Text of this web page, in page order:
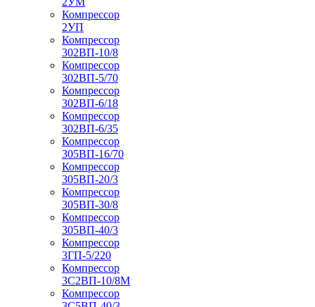
Компрессор
2УП
Компрессор
302ВП-10/8
Компрессор
302ВП-5/70
Компрессор
302ВП-6/18
Компрессор
302ВП-6/35
Компрессор
305ВП-16/70
Компрессор
305ВП-20/3
Компрессор
305ВП-30/8
Компрессор
305ВП-40/3
Компрессор
3ГП-5/220
Компрессор
3С2ВП-10/8М
Компрессор